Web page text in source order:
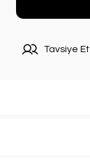
Tavsiye Et